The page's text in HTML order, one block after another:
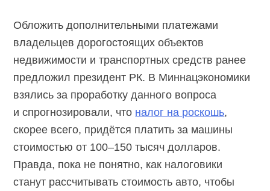
Обложить дополнительными платежами
владельцев дорогостоящих объектов
недвижимости и транспортных средств ранее
предложил президент РК. В Миннацэкономики
взялись за проработку данного вопроса
и спрогнозировали, что налог на роскошь,
скорее всего, придётся платить за машины
стоимостью от 100–150 тысяч долларов.
Правда, пока не понятно, как налоговики
станут рассчитывать стоимость авто, чтобы